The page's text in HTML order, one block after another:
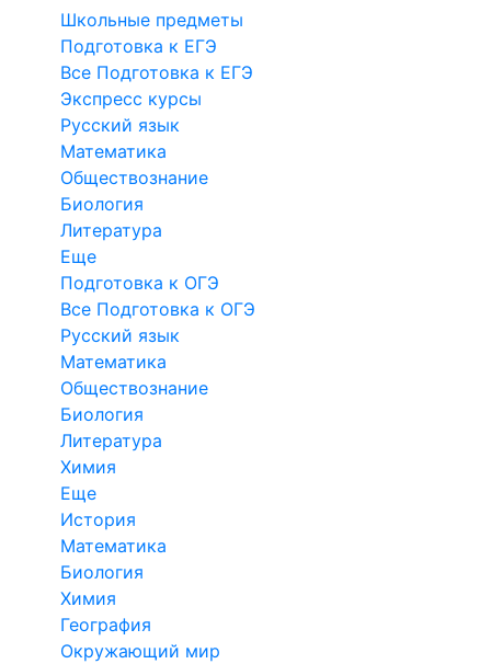
Школьные предметы
Подготовка к ЕГЭ
Все Подготовка к ЕГЭ
Экспресс курсы
Русский язык
Математика
Обществознание
Биология
Литература
Еще
Подготовка к ОГЭ
Все Подготовка к ОГЭ
Русский язык
Математика
Обществознание
Биология
Литература
Химия
Еще
История
Математика
Биология
Химия
География
Окружающий мир